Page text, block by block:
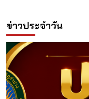
ข่าวประจำวัน